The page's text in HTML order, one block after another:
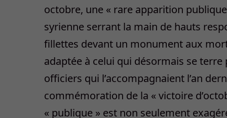
octobre, une « rare apparition
syrienne serrant la main de hauts
fillettes devant un monument aux
adaptée à celui qui désormais se
officiers qui l’accompagnaient l’an
commémoration de la « victoire
« publique » est non seulement